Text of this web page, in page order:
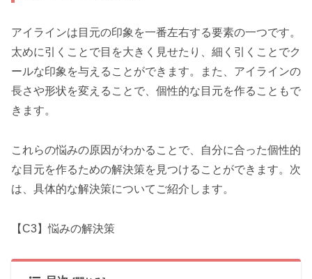
アイラインは目元の印象を一番左右する要素の一つです。
太めに引くことで目を大きく見せたり、細く引くことでク
ールな印象を与えることができます。また、アイラインの
長さや形状を変えることで、個性的な目元を作ることもで
きます。
これらの悩みの原因がわかることで、自分に合った個性的
な目元を作るための解決策を見つけることができます。次
は、具体的な解決策についてご紹介します。
【C3】悩みの解決策